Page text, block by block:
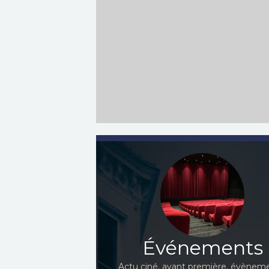
Événements
Actu ciné, avant première,